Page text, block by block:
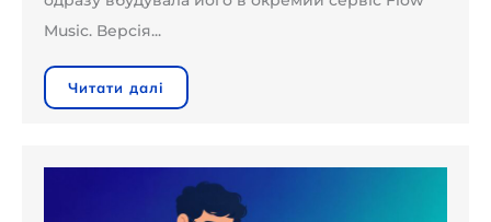
Music. Версія...
Читати далі